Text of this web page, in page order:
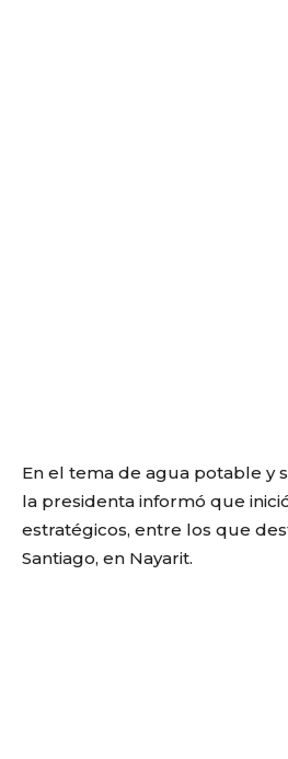
En el tema de agua potable y
la presidenta informó que
estratégicos, entre los que
Santiago, en Nayarit.